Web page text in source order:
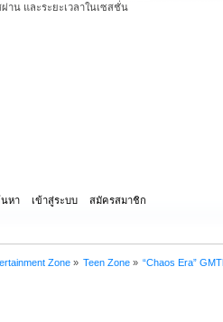
าน และระยะเวลาในเซสชั่น
หา เข้าสู่ระบบ สมัครสมาชิก
Zone» Teen Zone» “Chaos Era”